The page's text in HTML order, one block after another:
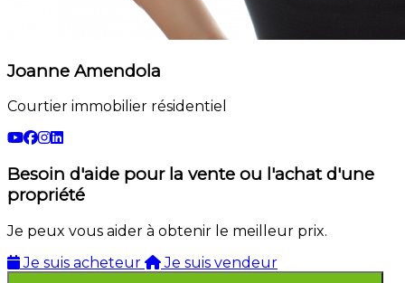
Joanne Amendola
Courtier immobilier résidentiel
Besoin d'aide pour la vente ou l'achat d'une
propriété
Je peux vous aider à obtenir le meilleur prix.
Je suis acheteur
Je suis vendeur